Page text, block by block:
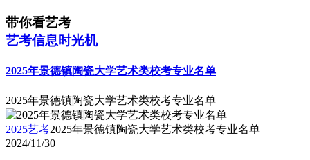
带你看艺考
艺考信息时光机
2025年景德镇陶瓷大学艺术类校考专业名单
2025年景德镇陶瓷大学艺术类校考专业名单
2025艺考2025年景德镇陶瓷大学艺术类校考专业名单
2024/11/30